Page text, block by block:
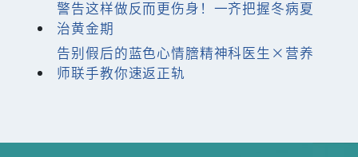
警告这样做反而更伤身！一齐把握冬病夏
治黄金期
告别假后的蓝色心情膪精神科医生×营养
师联手教你速返正轨